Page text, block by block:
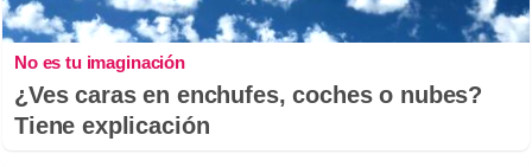
No es tu imaginación
¿Ves caras en enchufes, coches o nubes?
Tiene explicación